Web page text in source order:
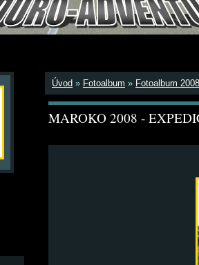
Úvod » Fotoalbum » Fotoalbum 2008
MAROKO 2008 -